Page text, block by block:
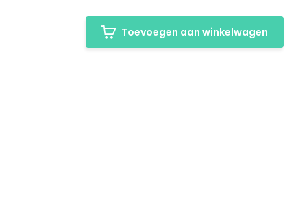
Toevoegen aan winkelwagen